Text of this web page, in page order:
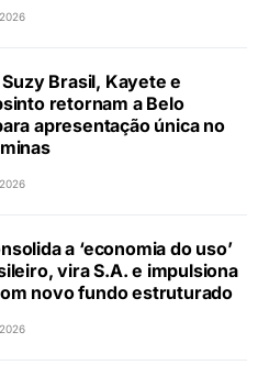
Brasil, Kayete e
retornam a Belo
apresentação única no
a ‘economia do uso’
vira S.A. e impulsiona
novo fundo estruturado